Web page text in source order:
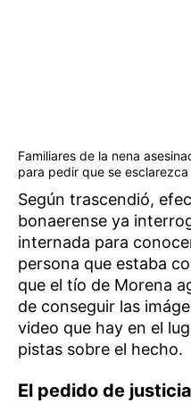
Familiares de la nena
para pedir que se esclarezca
Según trascendió,
bonaerense ya
internada para
persona que estaba
que el tío de Morena
de conseguir las
video que hay en el
pistas sobre el hecho.
El pedido de